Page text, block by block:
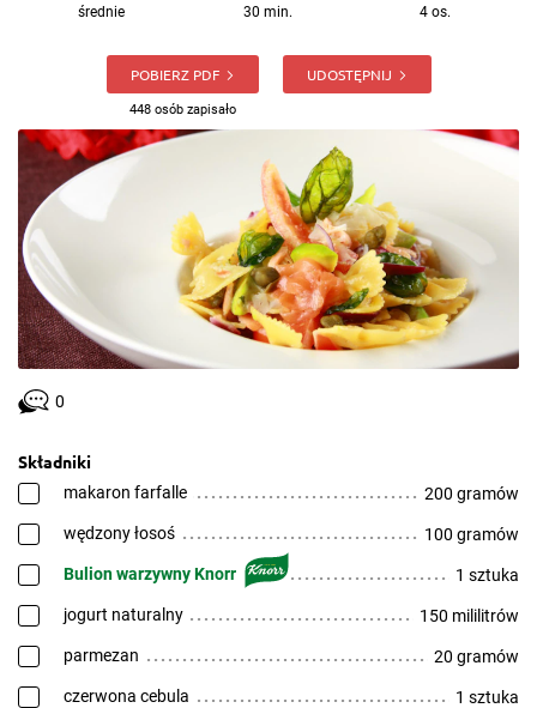
średnie 30 min. 4 os.
POBIERZ PDF
448 osób zapisało
UDOSTĘPNIJ
0
Składniki
makaron farfalle 200 gramów
wędzony łosoś 100 gramów
Bulion warzywny Knorr 1 sztuka
jogurt naturalny 150 mililitrów
parmezan 20 gramów
czerwona cebula 1 sztuka